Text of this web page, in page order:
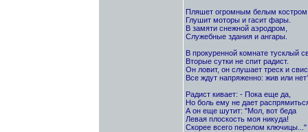
Пляшет огромным белым
Глушит моторы и гасит фары.
В замяти снежной аэродром,
Служебные здания и ангары.
В прокуренной комнате тусклый
Вторые сутки не спит радист.
Он ловит, он слушает треск и
Все ждут напряженно: жив или
Радист кивает: - Пока еще да,
Но боль ему не дает
А он еще шутит: "Мол, вот беда
Левая плоскость моя никуда!
Скорее всего перелом ключицы..."